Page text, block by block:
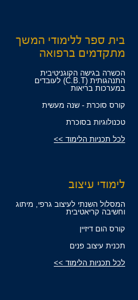
בית ספר ללימודי המשך
מתקדמים ברפואה
הכשרה בגישה הקוגניטיבית
התנהגותית (C.B.T) לעובדים
במערכות בריאות
קורס סוכרת - שנה מעשית
טכנולוגיות בסוכרת
לכל תכניות הלימוד >>
לימודי עיצוב
המסלול השנתי לעיצוב גרפי, מיתוג
וחשיבה קריאטיבית
קורס הום דיזיין
תכנית עיצוב פנים
לכל תכניות הלימוד >>